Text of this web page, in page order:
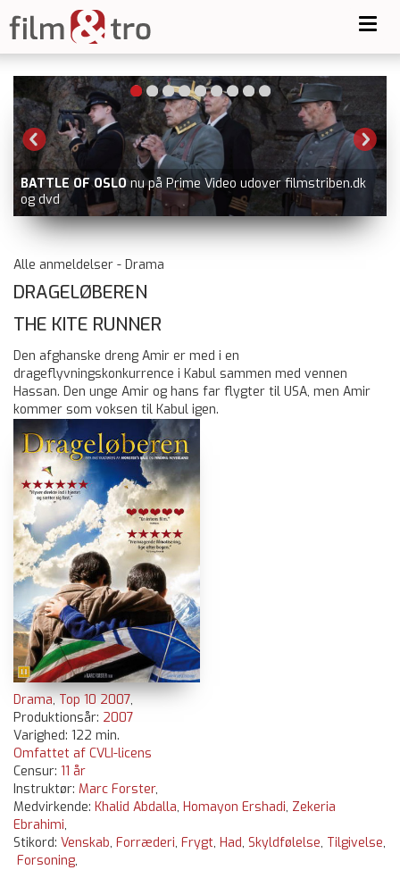
SPIDER-MAN: BRAND NEW DAY i biografen
Alle anmeldelser - Drama
DRAGELØBEREN
THE KITE RUNNER
Den afghanske dreng Amir er med i en
drageflyvningskonkurrence i Kabul sammen med vennen
Hassan. Den unge Amir og hans far flygter til USA, men Amir
kommer som voksen til Kabul igen.
Drama,Top 10 2007,
Produktionsår: 2007
Varighed: 122 min.
Omfattet af CVLI-licens
Censur: 11 år
Instruktør: Marc Forster,
Medvirkende: Khalid Abdalla, Homayon Ershadi, Zekeria
Ebrahimi,
Stikord: Venskab, Forræderi, Frygt, Had, Skyldfølelse, Tilgivelse,
Forsoning,